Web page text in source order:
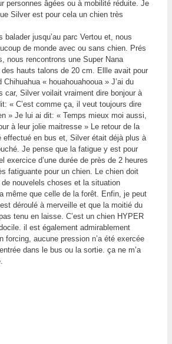
personnes âgées ou à mobilité réduite. Je
Silver est pour cela un chien très
balader jusqu’au parc Vertou et, nous
de monde avec ou sans chien. Prés
nous rencontrons une Super Nana
hauts talons de 20 cm. Ellle avait pour
Chihuahua « houahouahooua » J’ai du
car, Silver voilait vraiment dire bonjour à
« C’est comme ça, il veut toujours dire
» Je lui ai dit: « Temps mieux moi aussi,
à leur jolie maitresse »
Le retour de la
effectué en bus et, Silver était déjà plus à
Je pense que la fatigue y est pour
exercice d’une durée de près de 2 heures
fatiguante pour un chien. Le chien doit
de nouvelels choses et la situation
même que celle de la forêt. Enfin, je peut
déroulé à merveille et que la moitié du
tenu en laisse. C’est un chien HYPER
il est également admirablement
forcing, aucune pression n’a été exercée
dans le bus ou la sortie. ça ne m’a